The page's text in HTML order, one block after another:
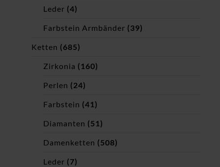
Leder (4)
Farbstein Armbänder (39)
Ketten (685)
Zirkonia (160)
Perlen (24)
Farbstein (41)
Diamanten (51)
Damenketten (508)
Leder (7)